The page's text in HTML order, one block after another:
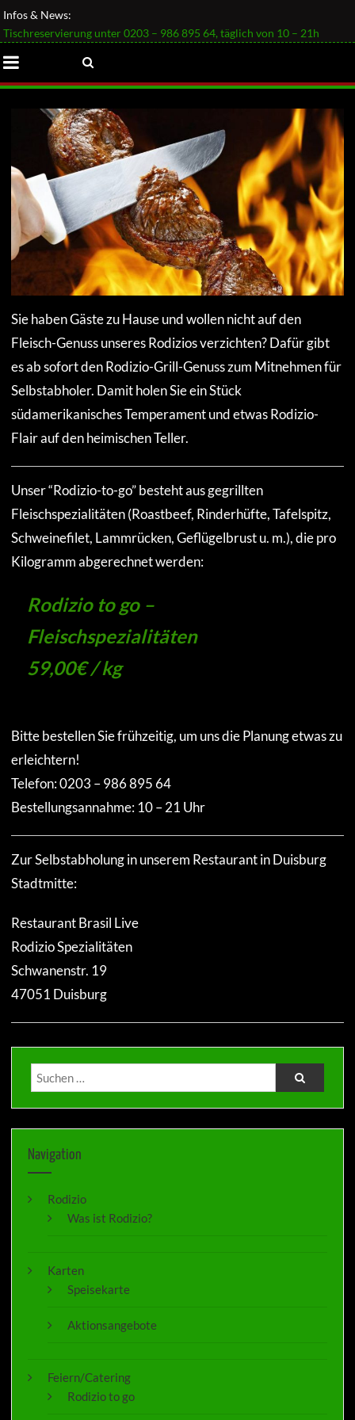
Infos & News:
Tischreservierung unter 0203 – 986 895 64, täglich von 10 – 21h
RODIZIO TO GO
Sie haben Gäste zu Hause und wollen nicht auf den
Fleisch-Genuss unseres Rodizios verzichten? Dafür gibt
es ab sofort den Rodizio-Grill-Genuss zum Mitnehmen für
Selbstabholer. Damit holen Sie ein Stück
südamerikanisches Temperament und etwas Rodizio-
Flair auf den heimischen Teller.
Unser “Rodizio-to-go” besteht aus gegrillten
Fleischspezialitäten (Roastbeef, Rinderhüfte, Tafelspitz,
Schweinefilet, Lammrücken, Geflügelbrust u. m.), die pro
Kilogramm abgerechnet werden:
Rodizio to go –
Fleischspezialitäten
59,00€ / kg
Bitte bestellen Sie frühzeitig, um uns die Planung etwas zu
erleichtern!
Telefon: 0203 – 986 895 64
Bestellungsannahme: 10 – 21 Uhr
Zur Selbstabholung in unserem Restaurant in Duisburg
Stadtmitte:
Restaurant Brasil Live
Rodizio Spezialitäten
Schwanenstr. 19
47051 Duisburg
Navigation
Rodizio
Was ist Rodizio?
Karten
Speisekarte
Aktionsangebote
Feiern/Catering
Rodizio to go